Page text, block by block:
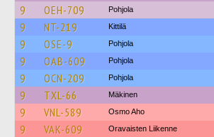
9 OEH-709 Pohjola
9 NT-219 Kittilä
9 OSE-9 Pohjola
9 OAB-609 Pohjola
9 OCN-209 Pohjola
9 TXL-66 Mäkinen
9 VNL-589 Osmo Aho
9 VAK-609 Oravaisten Liikenne